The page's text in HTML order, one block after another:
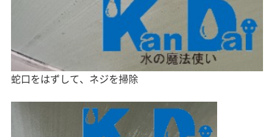
蛇口をはずして、ネジを掃除